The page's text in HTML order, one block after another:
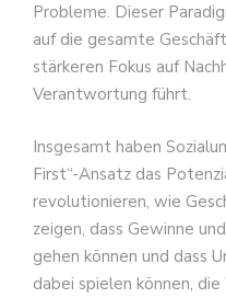
Probleme. Dieser
auf die gesamte
stärkeren Fokus auf
Verantwortung führt.
Insgesamt haben
First“-Ansatz das
revolutionieren, wie
zeigen, dass Gewinne
gehen können und dass
dabei spielen können,